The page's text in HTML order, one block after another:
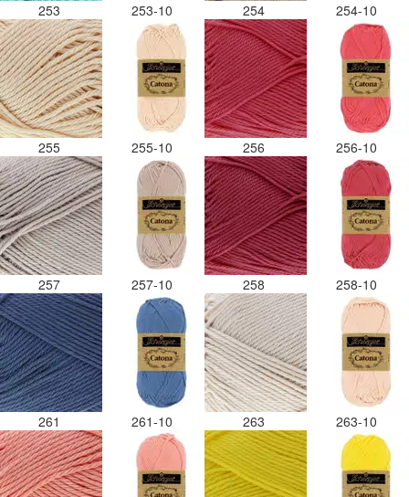
253 253-10 254 254-10
255 255-10 256 256-10
257 257-10 258 258-10
261 261-10 263 263-10